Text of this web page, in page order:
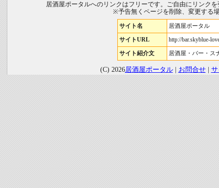
居酒屋ポータルへのリンクはフリーです。ご自由にリンク
※予告無くページを削除、変更する
サイト名 居酒屋ポータル
サイトURL http://bar.skyblue-
サイト紹介文 居酒屋・バー・ス
(C) 2026居酒屋ポータル| お問合せ|